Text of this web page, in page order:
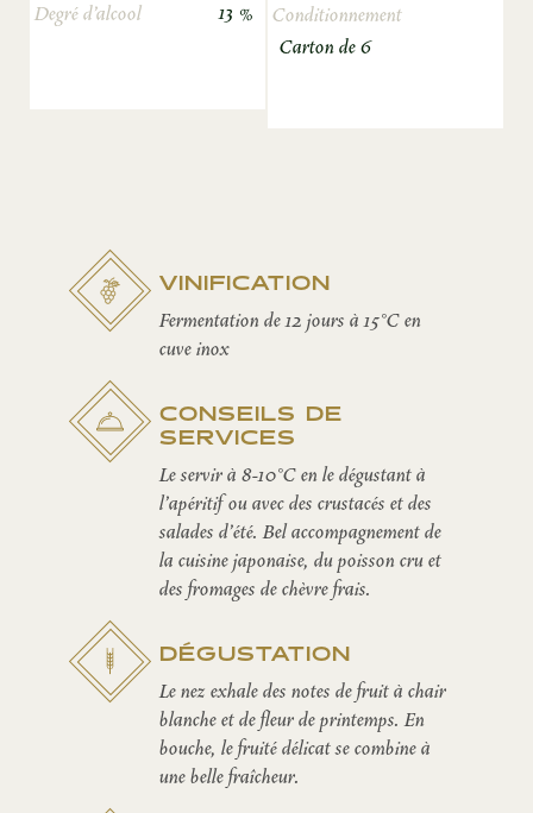
Degré d’alcool
13 %
Conditionnement
Carton de 6
VINIFICATION
Fermentation de 12 jours à 15°C en
cuve inox
CONSEILS DE
SERVICES
Le servir à 8-10°C en le dégustant à
l'apéritif ou avec des crustacés et des
salades d'été. Bel accompagnement de
la cuisine japonaise, du poisson cru et
des fromages de chèvre frais.
DÉGUSTATION
Le nez exhale des notes de fruit à chair
blanche et de fleur de printemps. En
bouche, le fruité délicat se combine à
une belle fraîcheur.